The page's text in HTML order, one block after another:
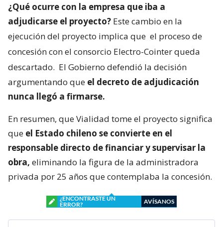
¿Qué ocurre con la empresa que iba a
adjudicarse el proyecto? Este cambio en la
ejecución del proyecto implica que el proceso de
concesión con el consorcio Electro-Cointer queda
descartado. El Gobierno defendió la decisión
argumentando que el decreto de adjudicación
nunca llegó a firmarse.
En resumen, que Vialidad tome el proyecto significa
que el Estado chileno se convierte en el
responsable directo de financiar y supervisar la
obra, eliminando la figura de la administradora
privada por 25 años que contemplaba la concesión.
¿ENCONTRASTE UN
ERROR?
AVÍSANOS